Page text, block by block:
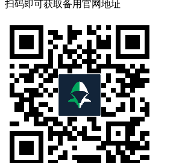
扫码即可获取备用官网地址